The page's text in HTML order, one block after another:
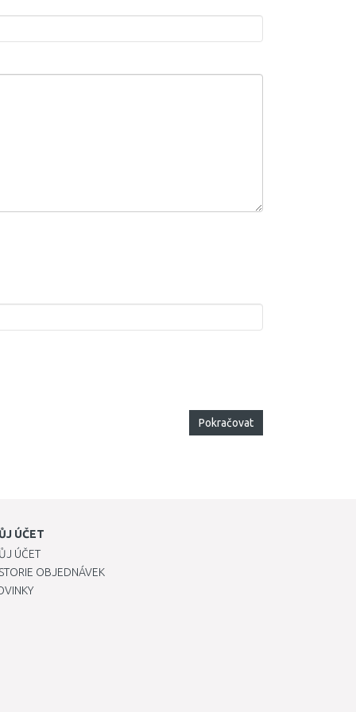
Pokračovat
ÚČET
ÚČET
OBJEDNÁVEK